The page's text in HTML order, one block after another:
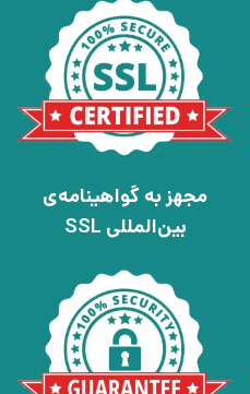
مجهز به گواهینامه‌ی
بین‌المللی SSL